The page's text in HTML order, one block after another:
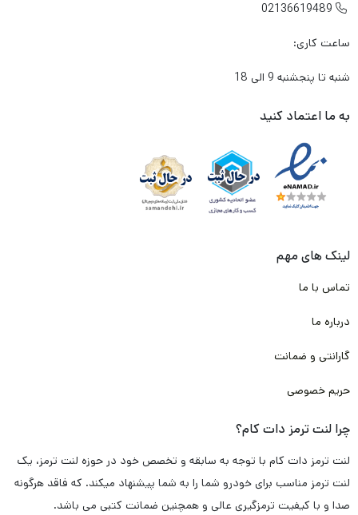

02136619489
ساعت کاری:
شنبه تا پنجشنبه 9 الی 18
به ما اعتماد کنید
لینک های مهم
تماس با ما
درباره ما
گارانتی و ضمانت
حریم خصوصی
چرا لنت ترمز دات کام؟
لنت ترمز دات کام با توجه به سابقه و تخصص خود در حوزه لنت ترمز، یک
لنت ترمز مناسب برای خودرو شما را به شما پیشنهاد میکند. که فاقد هرگونه
صدا و با کیفیت ترمزگیری عالی و همچنین ضمانت کتبی می باشد.